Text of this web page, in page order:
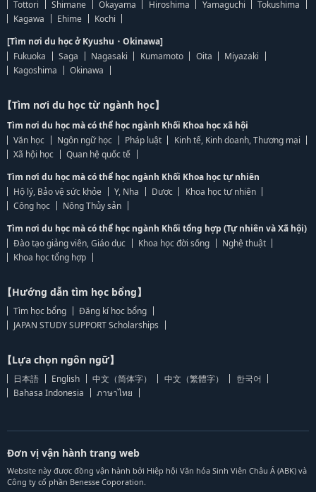
Tottori
Shimane Okayama Hiroshima Yamaguchi
Tokushima
Kagawa
Ehime
Kochi
[Tìm nơi du học ở Kyushu・Okinawa]
Fukuoka
Saga Nagasaki Kumamoto Oita
Miyazaki
Kagoshima
Okinawa
【Tìm nơi du học từ ngành học】
Tìm nơi du học mà có thể học ngành Khối Khoa học xã hội
Văn học
Ngôn ngữ học Pháp luật
Kinh tế, Kinh doanh, Thương mại
Xã hội học
Quan hệ quốc tế
Tìm nơi du học mà có thể học ngành Khối Khoa học tự nhiên
Hộ lý, Bảo vệ sức khỏe
Y, Nha Dược
Khoa học tự nhiên
Công học
Nông Thủy sản
Tìm nơi du học mà có thể học ngành Khối tổng hợp (Tự nhiên và Xã hội)
Đào tạo giảng viên, Giáo dục
Khoa học đời sống
Nghệ thuật
Khoa học tổng hợp
【Hướng dẫn tìm học bổng】
Tìm học bổng
Đăng kí học bổng
JAPAN STUDY SUPPORT Scholarships
【Lựa chọn ngôn ngữ】
日本語 English 中文（简体字） 中文（繁體字）
한국어
Bahasa Indonesia
ภาษาไทย
Đơn vị vận hành trang web
Website này được đồng vận hành bởi Hiệp hội Văn hóa Sinh Viên Châu Á (ABK) và
Công ty cổ phần Benesse Coporation.